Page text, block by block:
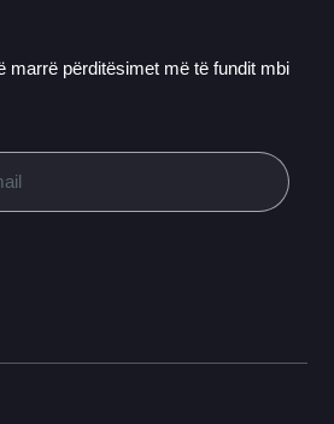
marrë përditësimet më të fundit mbi